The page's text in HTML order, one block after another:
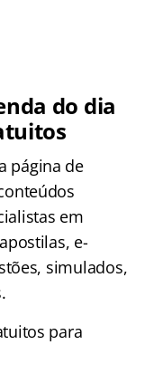
do dia
página de
em
e-
simulados,
para